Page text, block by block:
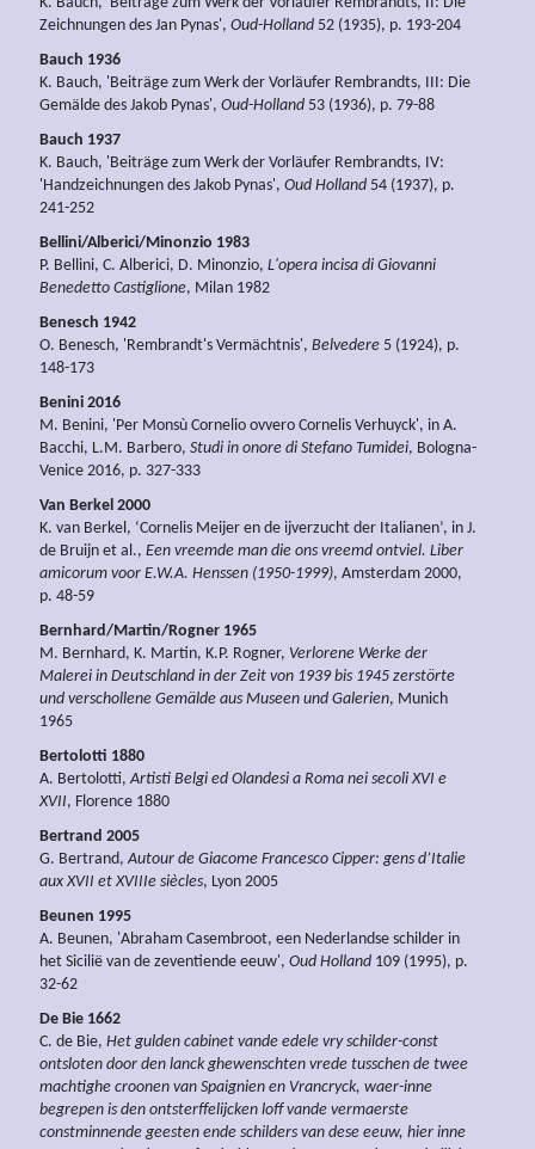
Zeichnungen des Jan Pynas', Oud-Holland 52 (1935), p. 193-204
Bauch 1936
K. Bauch, 'Beiträge zum Werk der Vorläufer Rembrandts, III: Die
Gemälde des Jakob Pynas', Oud-Holland 53 (1936), p. 79-88
Bauch 1937
K. Bauch, 'Beiträge zum Werk der Vorläufer Rembrandts, IV:
'Handzeichnungen des Jakob Pynas', Oud Holland 54 (1937), p.
241-252
Bellini/Alberici/Minonzio 1983
P. Bellini, C. Alberici, D. Minonzio, L'opera incisa di Giovanni
Benedetto Castiglione, Milan 1982
Benesch 1942
O. Benesch, 'Rembrandt's Vermächtnis', Belvedere 5 (1924), p.
148-173
Benini 2016
M. Benini, 'Per Monsù Cornelio ovvero Cornelis Verhuyck', in A.
Bacchi, L.M. Barbero, Studi in onore di Stefano Tumidei, Bologna-
Venice 2016, p. 327-333
Van Berkel 2000
K. van Berkel, ‘Cornelis Meijer en de ijverzucht der Italianen’, in J.
de Bruijn et al., Een vreemde man die ons vreemd ontviel. Liber
amicorum voor E.W.A. Henssen (1950-1999), Amsterdam 2000,
p. 48-59
Bernhard/Martin/Rogner 1965
M. Bernhard, K. Martin, K.P. Rogner, Verlorene Werke der
Malerei in Deutschland in der Zeit von 1939 bis 1945 zerstörte
und verschollene Gemälde aus Museen und Galerien, Munich
1965
Bertolotti 1880
A. Bertolotti,Artisti Belgi ed Olandesi a Roma nei secoli XVI e
XVII, Florence 1880
Bertrand 2005
G. Bertrand,Autour de Giacome Francesco Cipper: gens d’Italie
aux XVII et XVIIIe siècles, Lyon 2005
Beunen 1995
A. Beunen, 'Abraham Casembroot, een Nederlandse schilder in
het Sicilië van de zeventiende eeuw', Oud Holland 109 (1995), p.
32-62
De Bie 1662
C. de Bie, Het gulden cabinet vande edele vry schilder-const
ontsloten door den lanck ghewenschten vrede tusschen de twee
machtighe croonen van Spaignien en Vrancryck, waer-inne
begrepen is den ontsterffelijcken loff vande vermaerste
constminnende geesten ende schilders van dese eeuw, hier inne